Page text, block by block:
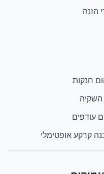
הזנה
חנקות
השקיה
עודפים
קרקע אופטימלי